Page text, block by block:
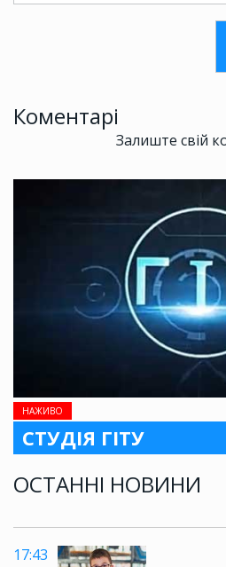
НАЖИВО
СТУДІЯ ГІТУ
ОСТАННІ НОВИНИ
17:43
Коментарі
Залиште свій